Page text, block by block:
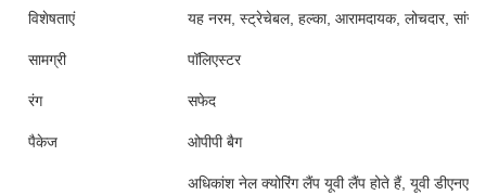
विशेषताएं
यह नरम, स्ट्रेचेबल, हल्का, आरामदायक, लोचदार,
सामग्री पॉलिएस्टर
रंग सफेद
पैकेज ओपीपी बैग
अधिकांश नेल क्योरिंग लैंप यूवी लैंप होते हैं, यूवी डीएनए